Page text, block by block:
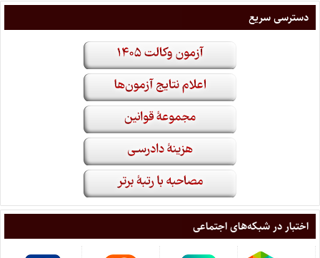
دسترسی سریع
اختبار در شبکه‌های اجتماعی